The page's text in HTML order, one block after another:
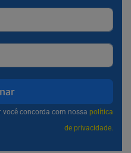
você concorda com nossa política
de privacidade.